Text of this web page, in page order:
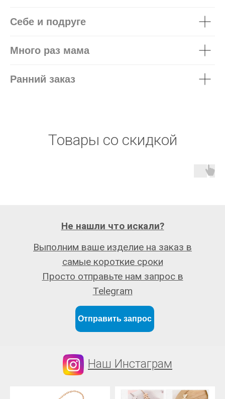
Себе и подруге
Много раз мама
Ранний заказ
Товары со скидкой
Отправить запрос
Выполним ваше изделие на заказ в
самые короткие сроки
Просто отправьте нам запрос в
Telegram
Не нашли что искали?
Наш Инстаграм